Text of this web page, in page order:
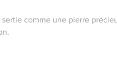
sertie comme une pierre